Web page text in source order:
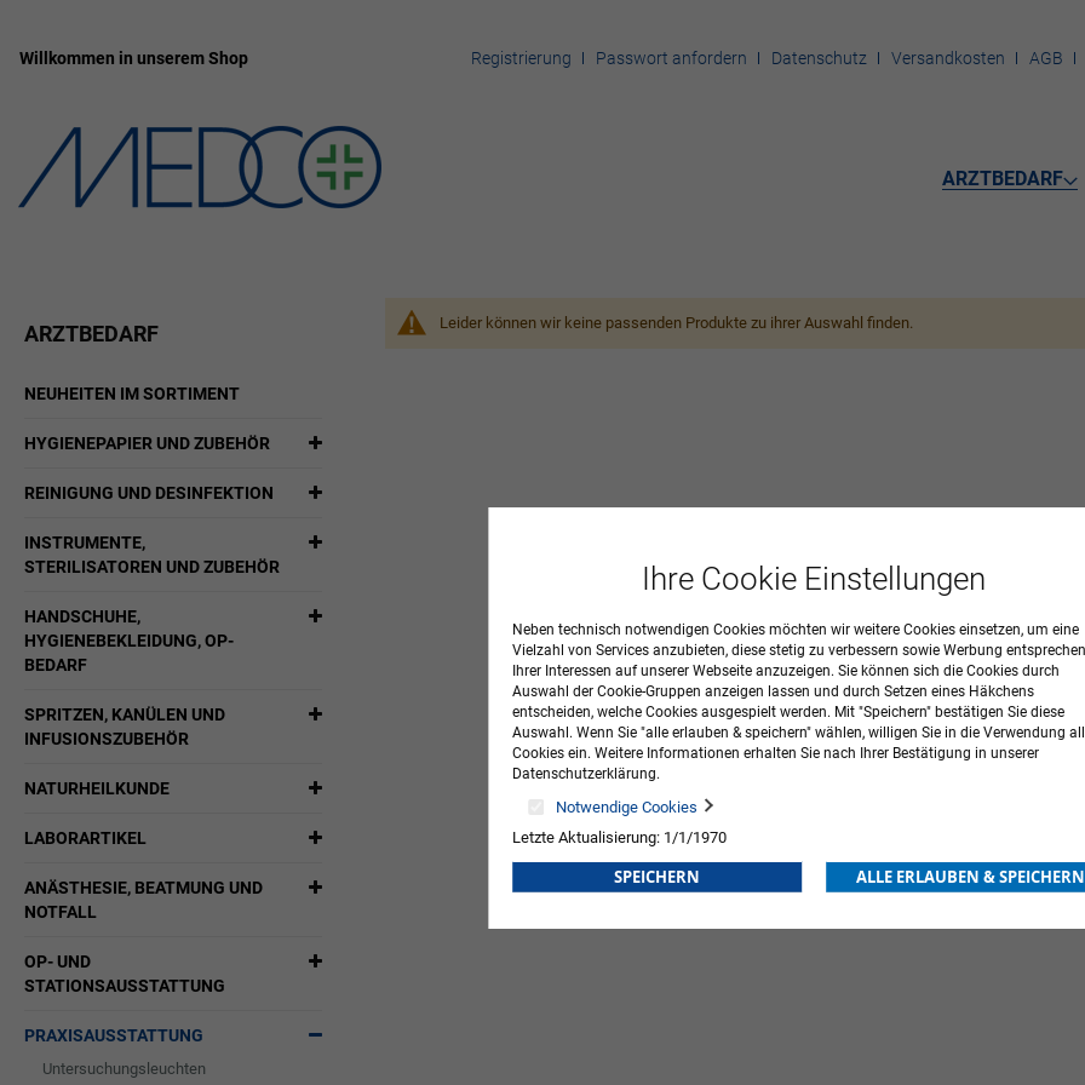
Zum
Willkommen in unserem Shop Registrierung Passwort anfordern Datenschutz Versandkosten AGB
ARZTBEDARF
Leider können wir keine passenden Produkte zu ihrer Auswahl finden.
ARZTBEDARF
NEUHEITEN IM SORTIMENT
HYGIENEPAPIER UND ZUBEHÖR
REINIGUNG UND DESINFEKTION
INSTRUMENTE,
STERILISATOREN UND ZUBEHÖR
HANDSCHUHE,
HYGIENEBEKLEIDUNG, OP-
BEDARF
SPRITZEN, KANÜLEN UND
INFUSIONSZUBEHÖR
NATURHEILKUNDE
LABORARTIKEL
ANÄSTHESIE, BEATMUNG UND
NOTFALL
OP- UND
STATIONSAUSSTATTUNG
PRAXISAUSSTATTUNG
Untersuchungsleuchten
Ihre Cookie Einstellungen
Neben technisch notwendigen Cookies möchten wir weitere Cookies einsetzen, um eine
Vielzahl von Services anzubieten, diese stetig zu verbessern sowie Werbung
Ihrer Interessen auf unserer Webseite anzuzeigen. Sie können sich die Cookies durch
Auswahl der Cookie-Gruppen anzeigen lassen und durch Setzen eines Häkchens
entscheiden, welche Cookies ausgespielt werden. Mit "Speichern" bestätigen Sie diese
Auswahl. Wenn Sie "alle erlauben & speichern" wählen, willigen Sie in die Verwendung
Cookies ein. Weitere Informationen erhalten Sie nach Ihrer Bestätigung in unserer
Datenschutzerklärung.
Notwendige Cookies
Letzte Aktualisierung: 1/1/1970
SPEICHERN ALLE ERLAUBEN & SPEICHERN